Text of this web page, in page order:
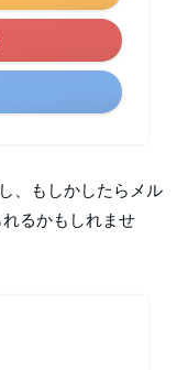
、もしかしたらメル
るかもしれませ